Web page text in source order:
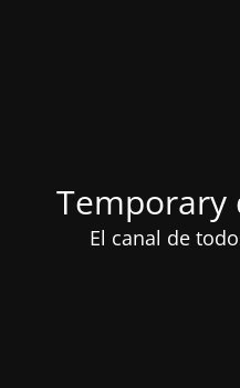
Temporary
El canal de